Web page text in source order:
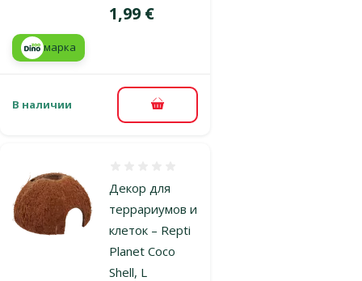
Цена
1,99 €
марка
В наличии В корзину
Декор для
террариумов и
клеток – Repti
Planet Coco
Shell, L